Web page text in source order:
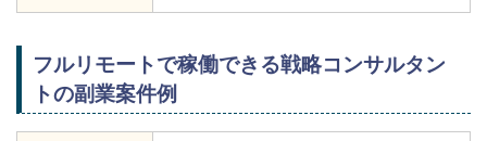
フルリモートで稼働できる戦略コンサルタン
トの副業案件例